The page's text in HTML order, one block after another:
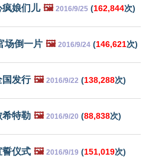
疯娘们儿 🖼️ 2016/9/25 (162,844次)
场倒一片 🖼️ 2016/9/24 (146,621次)
国发行 🖼️ 2016/9/22 (138,288次)
希特勒 🖼️ 2016/9/20 (88,838次)
誓仪式 🖼️ 2016/9/19 (151,019次)